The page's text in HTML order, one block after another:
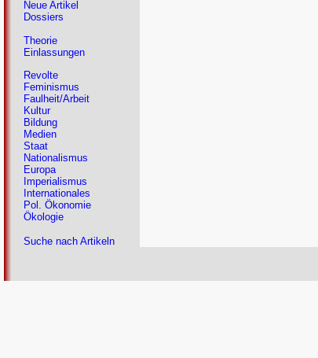
Neue Artikel
Dossiers
Theorie
Einlassungen
Revolte
Feminismus
Faulheit/Arbeit
Kultur
Bildung
Medien
Staat
Nationalismus
Europa
Imperialismus
Internationales
Pol. Ökonomie
Ökologie
Suche nach Artikeln